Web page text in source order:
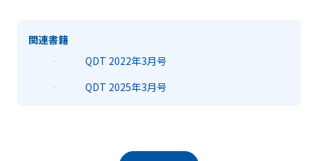
関連書籍
QDT 2022年3月号
QDT 2025年3月号